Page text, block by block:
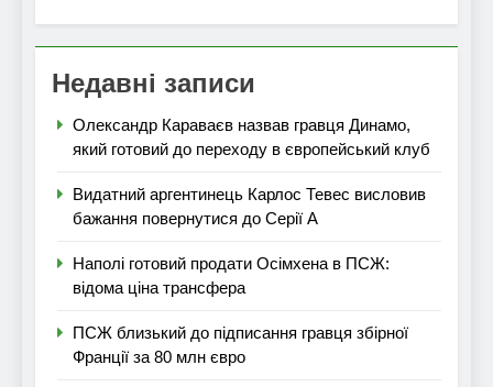
Недавні записи
Олександр Караваєв назвав гравця Динамо,
який готовий до переходу в європейський клуб
Видатний аргентинець Карлос Тевес висловив
бажання повернутися до Серії А
Наполі готовий продати Осімхена в ПСЖ:
відома ціна трансфера
ПСЖ близький до підписання гравця збірної
Франції за 80 млн євро